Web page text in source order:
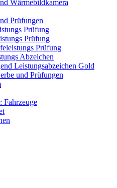
Wärmebildkamera
Prüfungen
Prüfung
Prüfung
Prüfung
Abzeichen
Leistungsabzeichen Gold
und Prüfungen
Fahrzeuge